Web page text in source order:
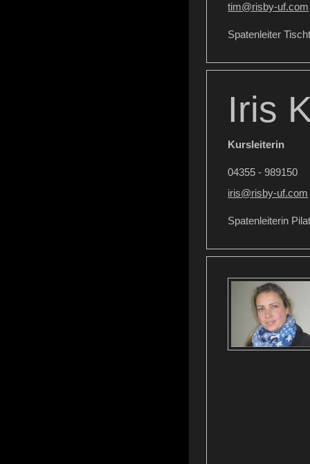
tim@risby-uf.com
Spatenleiter
Iris
Kursleiterin
04355 - 989150
iris@risby-uf.com
Spatenleiterin